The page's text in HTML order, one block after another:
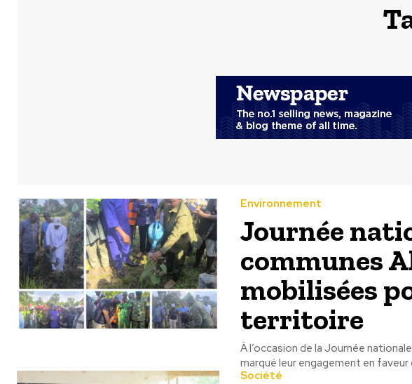
Environnement
Journée
communes
mobilisées
territoire
À l’occasion de la Journée
marqué leur engagement en
Société